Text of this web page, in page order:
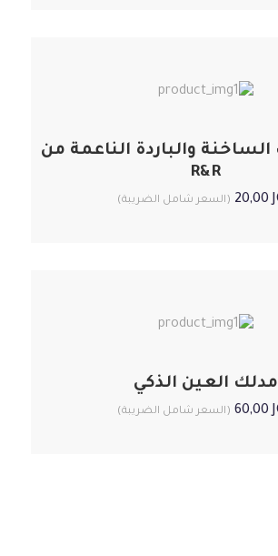
والباردة الناعمة من
R&R
20,00 (السعر شامل الضريبة)
مدلك العين الذكي
60,00 (السعر شامل الضريبة)